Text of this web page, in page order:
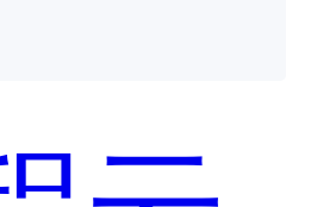
个